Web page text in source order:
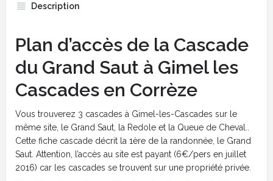
Description
Plan d’accès de la Cascade
du Grand Saut à Gimel les
Cascades en Corrèze
Vous trouverez 3 cascades à Gimel-les-Cascades sur le
même site, le Grand Saut, la Redole et la Queue de Cheval..
Cette fiche cascade décrit la 1ère de la randonnée, le Grand
Saut. Attention, l’accès au site est payant (6€/pers en juillet
2016) car les cascades se trouvent sur une propriété privée.